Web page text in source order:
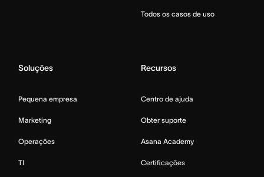
Todos os casos de uso
Soluções
Pequena empresa
Marketing
Operações
TI
Recursos
Centro de ajuda
Obter suporte
Asana Academy
Certificações